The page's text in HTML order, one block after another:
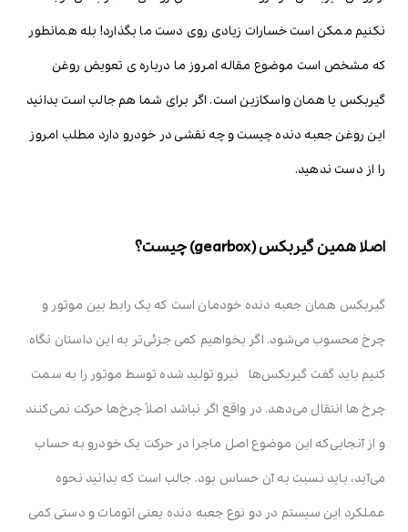
نکنیم ممکن است خسارات زیادی روی دست ما بگذارد! بله همانطور
که مشخص است موضوع مقاله امروز ما درباره ی تعویض روغن
گیربکس یا همان واسکازین است. اگر برای شما هم جالب است بدانید
این روغن جعبه دنده چیست و چه نقشی در خودرو دارد مطلب امروز
را از دست ندهید.
اصلا همین گیربکس (gearbox) چیست؟
گیربکس همان جعبه دنده خودمان است که یک رابط بین موتور و
چرخ محسوب می‌شود. اگر بخواهیم کمی جزئی‌تر به این داستان نگاه
کنیم باید گفت گیربکس‌ها نیرو تولید شده توسط موتور را به سمت
چرخ ها انتقال می‌دهد. در واقع اگر نباشد اصلاً چرخ‌ها حرکت نمی‌کنند
و از آنجایی‌که این موضوع اصل ماجرا در حرکت یک خودرو به حساب
می‌آید، باید نسبت به آن حساس بود. جالب است که بدانید نحوه
عملکرد این سیستم در دو نوع جعبه دنده یعنی اتومات و دستی کمی